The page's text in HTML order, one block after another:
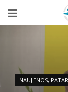
NAUJIENOS,